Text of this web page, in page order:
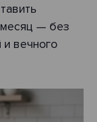
— без
и вечного